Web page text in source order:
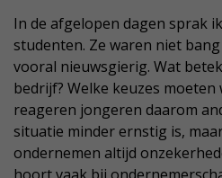
In de afgelopen dagen sprak
studenten. Ze waren niet
vooral nieuwsgierig. Wat
bedrijf? Welke keuzes moeten
reageren jongeren daarom
situatie minder ernstig is,
ondernemen altijd